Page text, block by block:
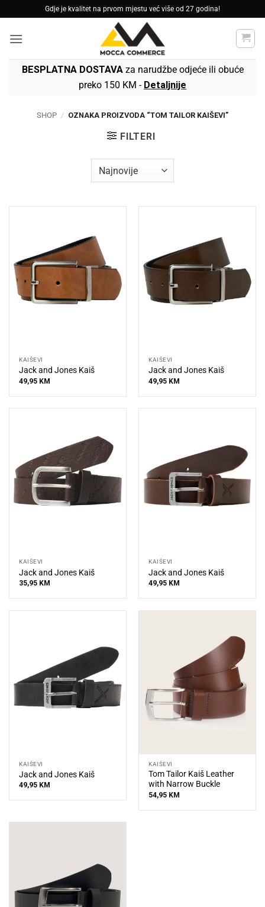
to
content
Gdje je kvalitet na prvom mjestu već više od 27 godina!
BESPLATNA DOSTAVAza narudžbe odjeće ili obuće
preko 150 KM - Detaljnije
SHOP / OZNAKA PROIZVODA “TOM TAILOR KAIŠEVI”
FILTERI
KAIŠEVI
Jack and Jones Kaiš
49,95 KM
KAIŠEVI
Jack and Jones Kaiš
49,95 KM
KAIŠEVI
Jack and Jones Kaiš
35,95 KM
KAIŠEVI
Jack and Jones Kaiš
49,95 KM
KAIŠEVI
Jack and Jones Kaiš
49,95 KM
KAIŠEVI
Tom Tailor Kaiš Leather
with Narrow Buckle
54,95 KM